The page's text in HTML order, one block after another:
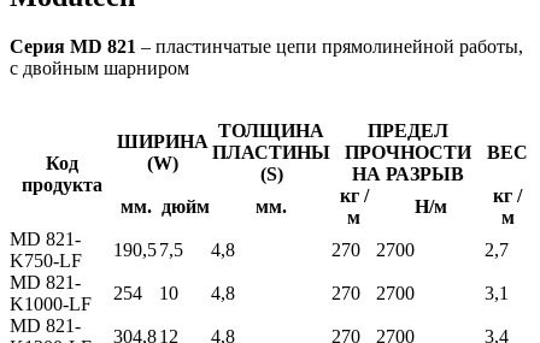
Серия MD 821 – пластинчатые цепи прямолинейной работы,
с двойным шарниром
Код
продукта
ШИРИНА
(W)
ТОЛЩИНА
ПЛАСТИНЫ
(S)
ПРЕДЕЛ
ПРОЧНОСТИ
НА РАЗРЫВ
ВЕС
мм. дюйм мм.
кг /
м
Н/м
кг /
м
MD 821-
K750-LF
190,57,5 4,8 270 2700
2,7
MD 821-
K1000-LF
254 10 4,8 270 2700
3,1
MD 821-
304,812 4,8 270 2700 3,4